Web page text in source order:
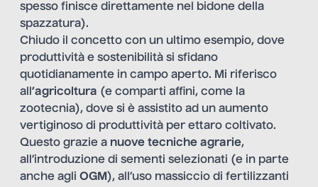
spesso finisce direttamente nel bidone della
spazzatura).
Chiudo il concetto con un ultimo esempio, dove
produttività e sostenibilità si sfidano
quotidianamente in campo aperto. Mi riferisco
all ’agricoltura (e comparti affini, come la
zootecnia), dove si è assistito ad un aumento
vertiginoso di produttività per ettaro coltivato.
Questo grazie a nuove tecniche agrarie,
all’introduzione di sementi selezionati (e in parte
anche agli OGM ), all’uso massiccio di fertilizzanti